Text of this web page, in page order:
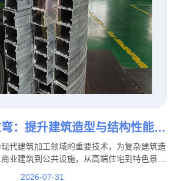
：提升建筑造型与结构性能的
重要加工工艺
代建筑加工领域的重要技术，为复杂建筑造
业建筑到公共设施，从高端住宅到特色景观
2026-07-31